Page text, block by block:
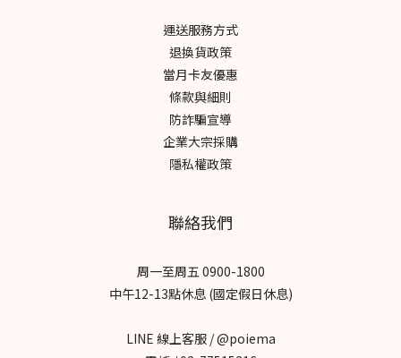
運送服務方式
退換貨政策
當月卡友優惠
條款與細則
防詐騙宣導
企業大宗採購
隱私權政策
聯絡我們
周一至周五 0900-1800
中午12-13點休息 (國定假日休息)
LINE 線上客服 / @poiema